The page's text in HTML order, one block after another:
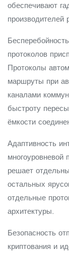
обеспечивают
производителей
протоколов
Протоколы
маршруты при
каналами
быстроту
ёмкости
Адаптивность
решает
остальных
отдельные
архитектуры.
Безопасность
криптования и